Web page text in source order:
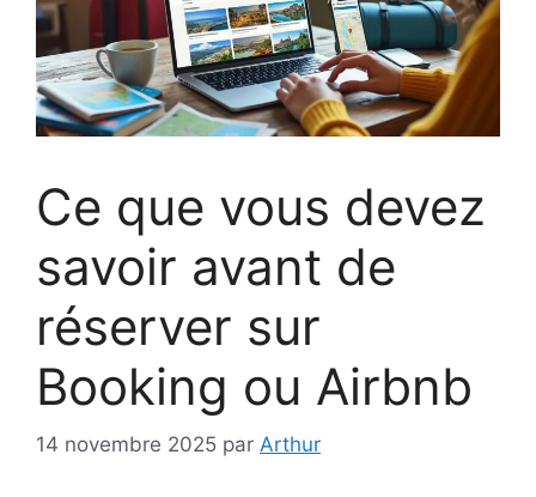
Ce que vous devez
savoir avant de
réserver sur
Booking ou Airbnb
14 novembre 2025 par Arthur